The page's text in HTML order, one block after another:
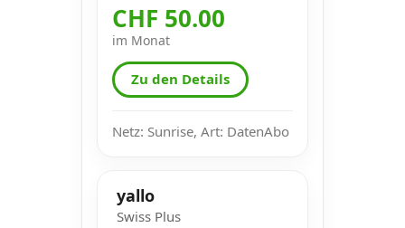
CHF 50.00
im Monat
Zu den Details
Netz: Sunrise, Art: DatenAbo
yallo
Swiss Plus